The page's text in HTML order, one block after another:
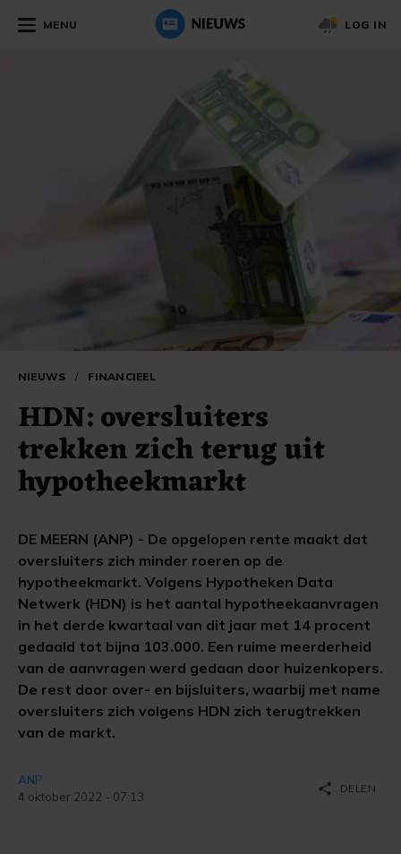
MENU LOG IN
NIEUWS / FINANCIEEL
HDN: oversluiters
trekken zich terug uit
hypotheekmarkt
DE MEERN (ANP) - De opgelopen rente maakt dat
oversluiters zich minder roeren op de
hypotheekmarkt. Volgens Hypotheken Data
Netwerk (HDN) is het aantal hypotheekaanvragen
in het derde kwartaal van dit jaar met 14 procent
gedaald tot bijna 103.000. Een ruime meerderheid
van de aanvragen werd gedaan door huizenkopers.
De rest door over- en bijsluiters, waarbij met name
oversluiters zich volgens HDN zich terugtrekken
van de markt.
ANP
4 oktober 2022 - 07:13
share DELEN